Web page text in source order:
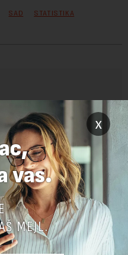
SAD STATISTIKA
da se upoznate sa
korišćenja sajta.
x
vas.
MEJL.